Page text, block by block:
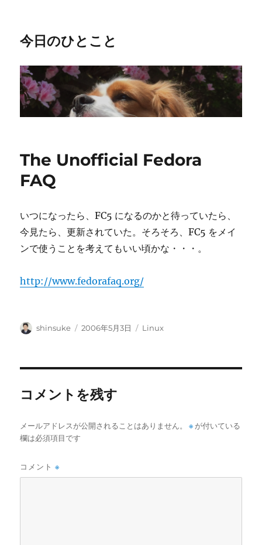
今日のひとこと
The Unofficial Fedora
FAQ
いつになったら、FC5 になるのかと待っていたら、
今見たら、更新されていた。そろそろ、FC5 をメイ
ンで使うことを考えてもいい頃かな・・・。
http://www.fedorafaq.org/
投
shinsuke
投
2006年5月3日
カ
Linux
コメントを残す
メールアドレスが公開されることはありません。 ※が付いている
欄は必須項目です
コメント※